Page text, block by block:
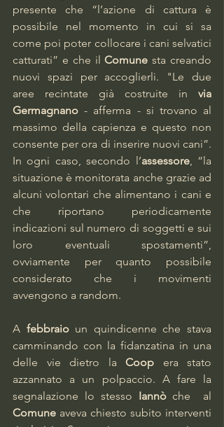
presente che “l’azione di cattura è
possibile nel momento in cui si sa
come poi poter collocare i cani selvatici
catturati” e che il Comune sta creando
nuovi spazi per accoglierli. "Le due
aree recintate già costruite in via
Germagnano - afferma - si trovano al
massimo della capienza e questo non
consente per ora di inserire nuovi cani”.
In ogni caso, secondo l’assessore, “la
situazione è monitorata anche grazie ad
alcuni volontari che alimentano i cani e
che riportano periodicamente
indicazioni sul numero di soggetti e sui
loro eventuali spostamenti”,
ovviamente per quanto possibile
considerato che i movimenti
avvengono a random.
A febbraio un quindicenne che stava
camminando con la fidanzatina in una
delle vie dietro la Coop era stato
azzannato a un polpaccio. A fare la
segnalazione lo stesso Iannò
Comune aveva chiesto subito interventi